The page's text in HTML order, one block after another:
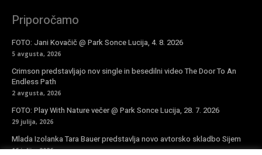
Priporočamo
FOTO: Jani Kovačič @ Park Sonce Lucija, 4. 8. 2026
5 avgusta, 2026
Crimson predstavljajo nov single in besedilni video The Door To An
Endless Path
2 avgusta, 2026
FOTO: Play With Nature večer @ Park Sonce Lucija, 28. 7. 2026
29 julija, 2026
Mlada Izolanka Tara Bauer predstavlja novo avtorsko skladbo Sijem
16 julija, 2026